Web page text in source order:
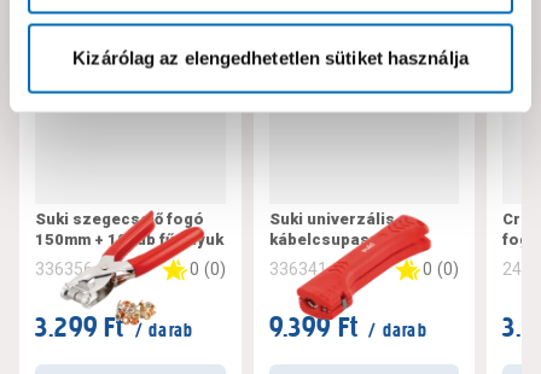
Kizárólag az elengedhetetlen sütiket használja
Suki szegecselő fogó
150mm + 100db fűzőlyuk
336356 0 (0)
3.299 Ft / darab
Suki univerzális
kábelcsupaszító
336341 0 (0)
9.399 Ft / darab